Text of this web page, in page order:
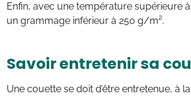
Enfin, avec une température supérieure
un grammage inférieur à 250 g/m².
Savoir entretenir sa
Une couette se doit d’être entretenue, à